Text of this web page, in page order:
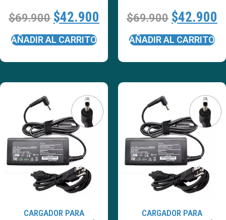
$69.900 $42.900
AÑADIR AL CARRITO
$69.900 $42.900
AÑADIR AL CARRITO
CARGADOR PARA
CARGADOR PARA